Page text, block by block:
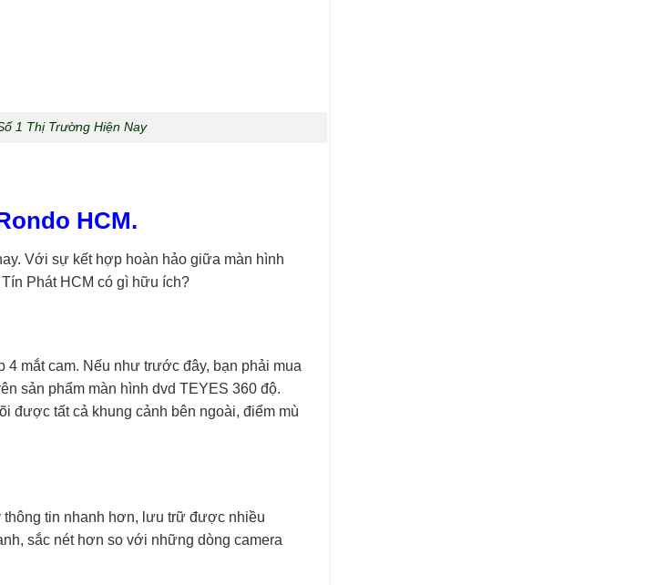
1 Thị Trường Hiện Nay
HCM.
Với sự kết hợp hoàn hảo giữa màn hình
Phát HCM có gì hữu ích?
mắt cam. Nếu như trước đây, bạn phải mua
sản phẩm màn hình dvd TEYES 360 độ.
được tất cả khung cảnh bên ngoài, điểm mù
thông tin nhanh hơn, lưu trữ được nhiều
sắc nét hơn so với những dòng camera